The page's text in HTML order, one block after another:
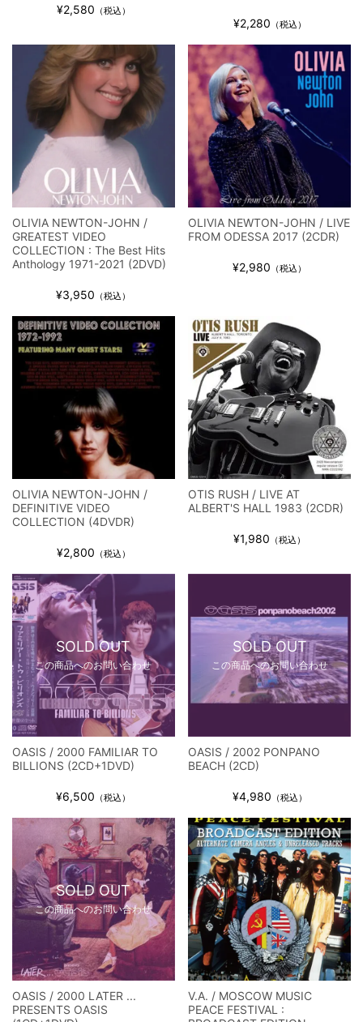
¥2,580 （税込）
¥2,280 （税込）
OLIVIA NEWTON-JOHN /
GREATEST VIDEO
COLLECTION : The Best Hits
Anthology 1971-2021 (2DVD)
¥3,950 （税込）
OLIVIA NEWTON-JOHN / LIVE
FROM ODESSA 2017 (2CDR)
¥2,980 （税込）
OLIVIA NEWTON-JOHN /
DEFINITIVE VIDEO
COLLECTION (4DVDR)
¥2,800 （税込）
OTIS RUSH / LIVE AT
ALBERT'S HALL 1983 (2CDR)
¥1,980 （税込）
SOLD OUT
この商品へのお問い合わせ
OASIS / 2000 FAMILIAR TO
BILLIONS (2CD+1DVD)
¥6,500 （税込）
SOLD OUT
この商品へのお問い合わせ
OASIS / 2002 PONPANO
BEACH (2CD)
¥4,980 （税込）
SOLD OUT
この商品へのお問い合わせ
OASIS / 2000 LATER ...
PRESENTS OASIS
V.A. / MOSCOW MUSIC
PEACE FESTIVAL :